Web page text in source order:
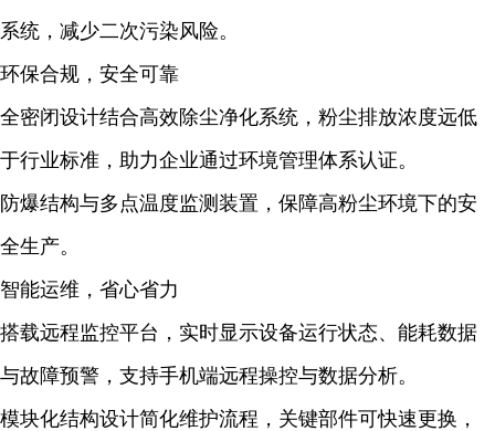
系统，减少二次污染风险。
环保合规，安全可靠
全密闭设计结合高效除尘净化系统 ，粉尘排放浓度远低
于行业标准，助力企业通过环境管理体系认证。
防爆结构与多点温度监测装置，保障高粉尘环境下的安
全生产。
智能运维，省心省力
搭载远程监控平台 ，实时显示设备运行状态、能耗数据
与故障预警，支持手机端远程操控与数据分析。
模块化结构设计简化维护流程，关键部件可快速更换，